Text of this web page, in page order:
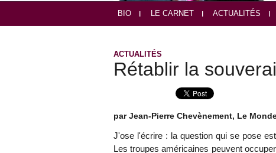
BIO LE CARNET ACTUALITÉS
ACTUALITÉS
Rétablir la
par Jean-Pierre Chevènement, Le
J'ose l'écrire : la question qui se pose
Les troupes américaines peuvent